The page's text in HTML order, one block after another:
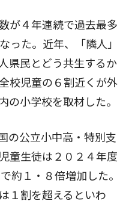
が４年連続で過去最多
った。近年、「隣人」
県民とどう共生するか
校児童の６割近くが外
の小学校を取材した。
の公立小中高・特別支
童生徒は２０２４年度
約１・８倍増加した。
１割を超えるといわ